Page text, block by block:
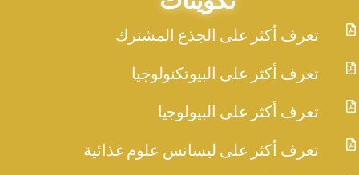
 تعرف أكثر على الجذع المشترك
 تعرف أكثر على البيوتكنولوجيا
 تعرف أكثر على البيولوجيا
 تعرف أكثر على ليسانس علوم غذائية